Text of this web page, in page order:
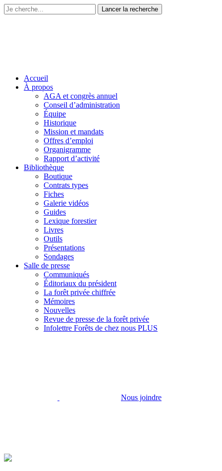
Accueil
À propos
AGA et congrès annuel
Conseil d’administration
Équipe
Historique
Mission et mandats
Offres d’emploi
Organigramme
Rapport d’activité
Bibliothèque
Boutique
Contrats types
Fiches
Galerie vidéos
Guides
Lexique forestier
Livres
Outils
Présentations
Sondages
Salle de presse
Communiqués
Éditoriaux du président
La forêt privée chiffrée
Mémoires
Nouvelles
Revue de presse de la forêt privée
Infolettre Forêts de chez nous PLUS
Nous joindre